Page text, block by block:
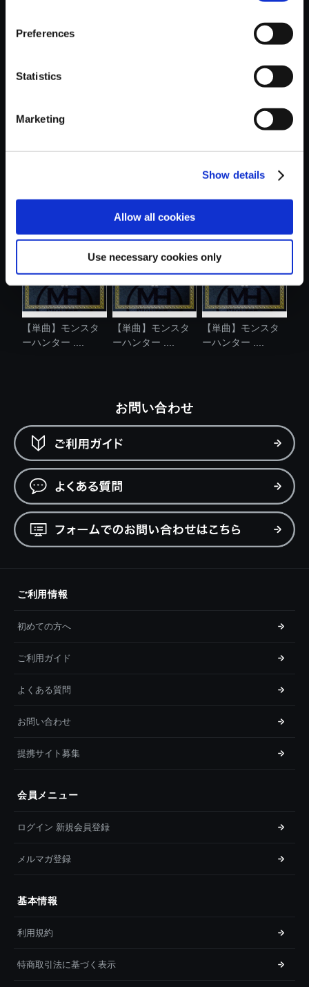
Preferences
Statistics
Marketing
Show details
Allow all cookies
Use necessary cookies only
おすすめ商品
【単曲】モンスタ
ーハンター ....
【単曲】モンスタ
ーハンター ....
【単曲】モンスタ
ーハンター ....
お問い合わせ
ご利用情報
初めての方へ
ご利用ガイド
よくある質問
お問い合わせ
提携サイト募集
会員メニュー
ログイン 新規会員登録
メルマガ登録
基本情報
利用規約
特商取引法に基づく表示